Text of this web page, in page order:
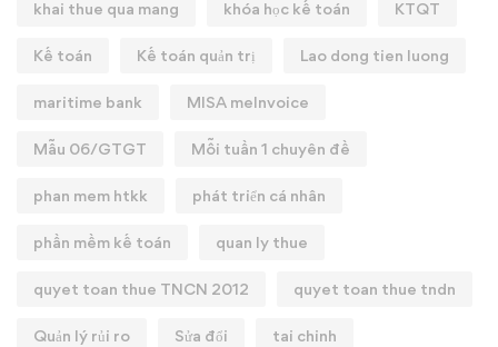
khai thue qua mang khóa học kế toán KTQT
Kế toán Kế toán quản trị Lao dong tien luong
maritime bank MISA meInvoice
Mẫu 06/GTGT Mỗi tuần 1 chuyên đề
phan mem htkk phát triển cá nhân
phần mềm kế toán quan ly thue
quyet toan thue TNCN 2012 quyet toan thue tndn
Quản lý rủi ro Sửa đổi tai chinh